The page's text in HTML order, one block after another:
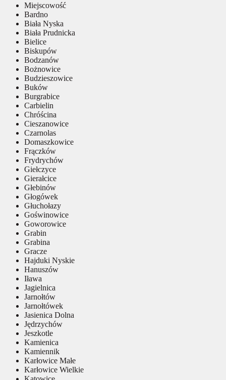
Miejscowość
Bardno
Biała Nyska
Biała Prudnicka
Bielice
Biskupów
Bodzanów
Bożnowice
Budzieszowice
Buków
Burgrabice
Carbielin
Chróścina
Cieszanowice
Czarnolas
Domaszkowice
Frączków
Frydrychów
Giełczyce
Gierałcice
Głebinów
Głogówek
Głuchołazy
Goświnowice
Goworowice
Grabin
Grabina
Gracze
Hajduki Nyskie
Hanuszów
Iława
Jagielnica
Jarnołtów
Jarnołtówek
Jasienica Dolna
Jędrzychów
Jeszkotle
Kamienica
Kamiennik
Karłowice Małe
Karłowice Wielkie